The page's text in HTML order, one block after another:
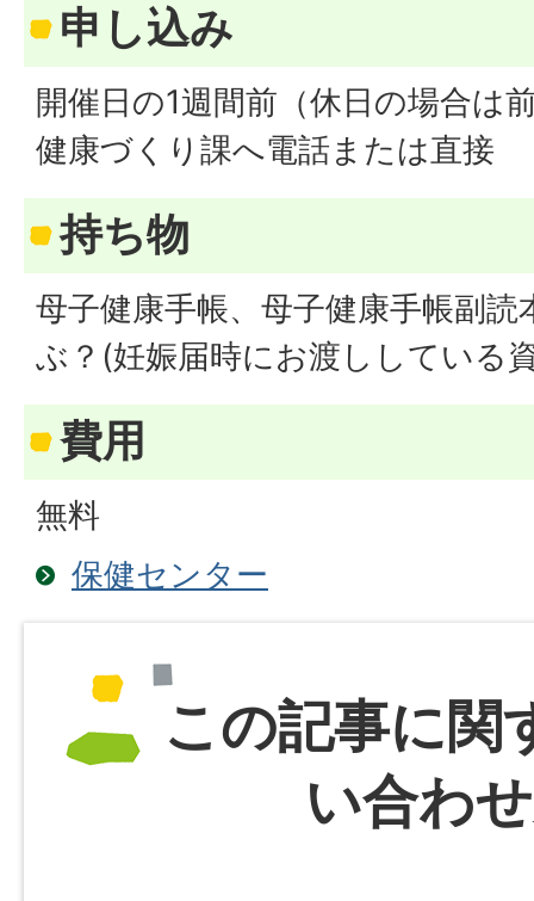
申し込み
開催日の1週間前（休日の場合は
健康づくり課へ電話または直接
持ち物
母子健康手帳、母子健康手帳副
ぶ？(妊娠届時にお渡ししている
費用
無料
保健センター
この記事に関
い合わ